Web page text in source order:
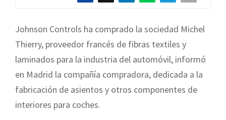
Johnson Controls ha comprado la sociedad Michel
Thierry, proveedor francés de fibras textiles y
laminados para la industria del automóvil, informó
en Madrid la compañía compradora, dedicada a la
fabricación de asientos y otros componentes de
interiores para coches.